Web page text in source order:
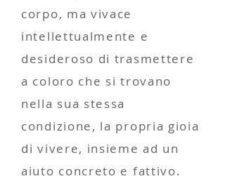
corpo, ma vivace
intellettualmente e
desideroso di trasmettere
a coloro che si trovano
nella sua stessa
condizione, la propria gioia
di vivere, insieme ad un
aiuto concreto e fattivo.